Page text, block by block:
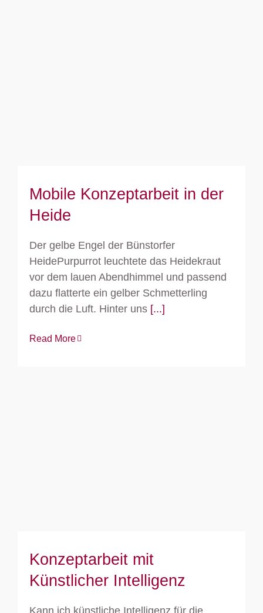
Mobile Konzeptarbeit in der
Heide
Der gelbe Engel der Bünstorfer
HeidePurpurrot leuchtete das Heidekraut
vor dem lauen Abendhimmel und passend
dazu flatterte ein gelber Schmetterling
durch die Luft. Hinter uns[...]
Read More
Konzeptarbeit mit
Künstlicher Intelligenz